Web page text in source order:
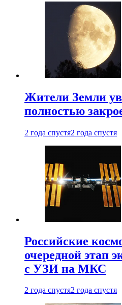
Жители Земли
полностью
2 года спустя2 года спустя
Российские
очередной этап
с УЗИ на МКС
2 года спустя2 года спустя